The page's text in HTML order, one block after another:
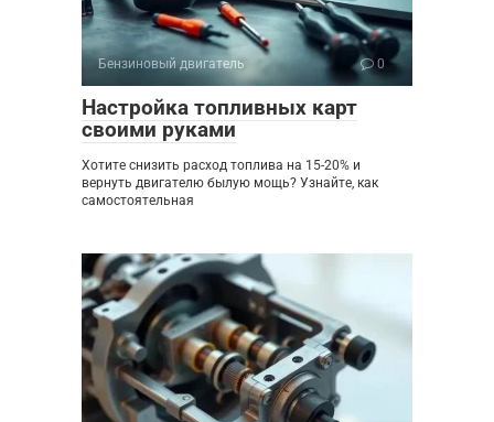
Бензиновый двигатель 0
Настройка топливных карт
своими руками
Хотите снизить расход топлива на 15-20% и
вернуть двигателю былую мощь? Узнайте, как
самостоятельная